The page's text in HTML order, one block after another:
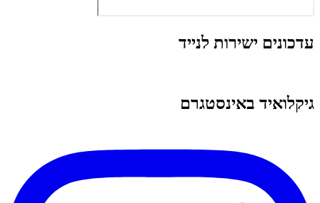
עדכונים ישירות לנייד
גיקלואיד באינסטגרם